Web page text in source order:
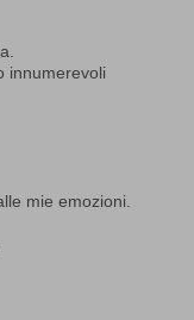
innumerevoli
mie emozioni.